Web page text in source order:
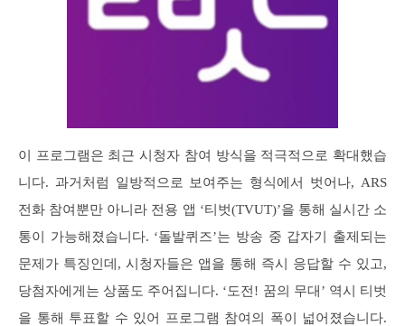
이 프로그램은 최근 시청자 참여 방식을 적극적으로 확대했습
니다. 과거처럼 일방적으로 보여주는 형식에서 벗어나, ARS
전화 참여뿐만 아니라 전용 앱 ‘티벗(TVUT)’을 통해 실시간 소
통이 가능해졌습니다. ‘돌발퀴즈’는 방송 중 갑자기 출제되는
문제가 특징인데, 시청자들은 앱을 통해 즉시 응답할 수 있고,
당첨자에게는 상품도 주어집니다. ‘도전! 꿈의 무대’ 역시 티벗
을 통해 투표할 수 있어 프로그램 참여의 폭이 넓어졌습니다.